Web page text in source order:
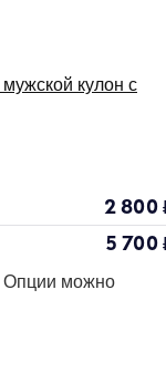
2 800
5 700
Опции можно